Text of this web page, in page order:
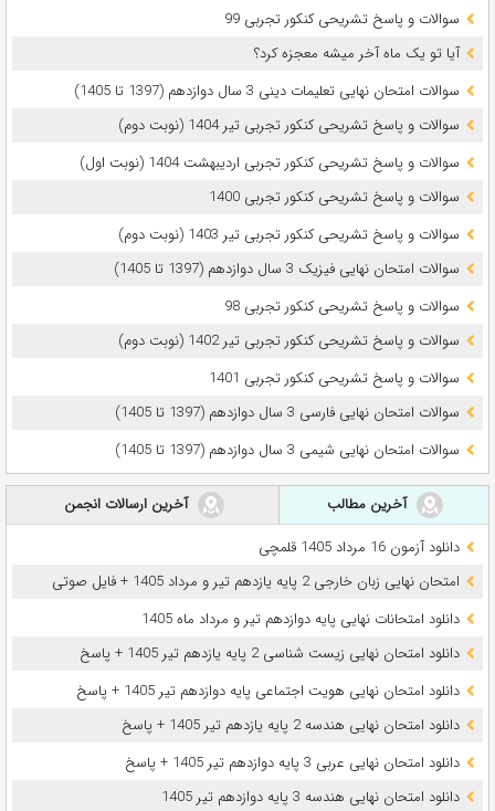
سوالات و پاسخ تشریحی کنکور تجربی 99
آیا تو یک ماه آخر میشه معجزه کرد؟
سوالات امتحان نهایی تعلیمات دینی 3 سال دوازدهم (1397 تا 1405)
سوالات و پاسخ تشریحی کنکور تجربی تیر 1404 (نوبت دوم)
سوالات و پاسخ تشریحی کنکور تجربی اردیبهشت 1404 (نوبت اول)
سوالات و پاسخ تشریحی کنکور تجربی 1400
سوالات و پاسخ تشریحی کنکور تجربی تیر 1403 (نوبت دوم)
سوالات امتحان نهایی فیزیک 3 سال دوازدهم (1397 تا 1405)
سوالات و پاسخ تشریحی کنکور تجربی 98
سوالات و پاسخ تشریحی کنکور تجربی تیر 1402 (نوبت دوم)
سوالات و پاسخ تشریحی کنکور تجربی 1401
سوالات امتحان نهایی فارسی 3 سال دوازدهم (1397 تا 1405)
سوالات امتحان نهایی شیمی 3 سال دوازدهم (1397 تا 1405)
آخرین مطالب
آخرین ارسالات انجمن
دانلود آزمون 16 مرداد 1405 قلمچی
امتحان نهایی زبان خارجی 2 پایه یازدهم تیر و مرداد 1405 + فایل صوتی
دانلود امتحانات نهایی پایه دوازدهم تیر و مرداد ماه 1405
دانلود امتحان نهایی زیست شناسی 2 پایه یازدهم تیر 1405 + پاسخ
دانلود امتحان نهایی هویت اجتماعی پایه دوازدهم تیر 1405 + پاسخ
دانلود امتحان نهایی هندسه 2 پایه یازدهم تیر 1405 + پاسخ
دانلود امتحان نهایی عربی 3 پایه دوازدهم تیر 1405 + پاسخ
دانلود امتحان نهایی هندسه 3 پایه دوازدهم تیر 1405